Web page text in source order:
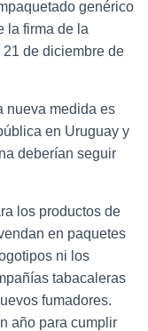
genérico
la firma de la
de diciembre de
nueva medida es
en Uruguay y
deberían seguir
los productos de
en paquetes
ni los
tabacaleras
fumadores.
año para cumplir